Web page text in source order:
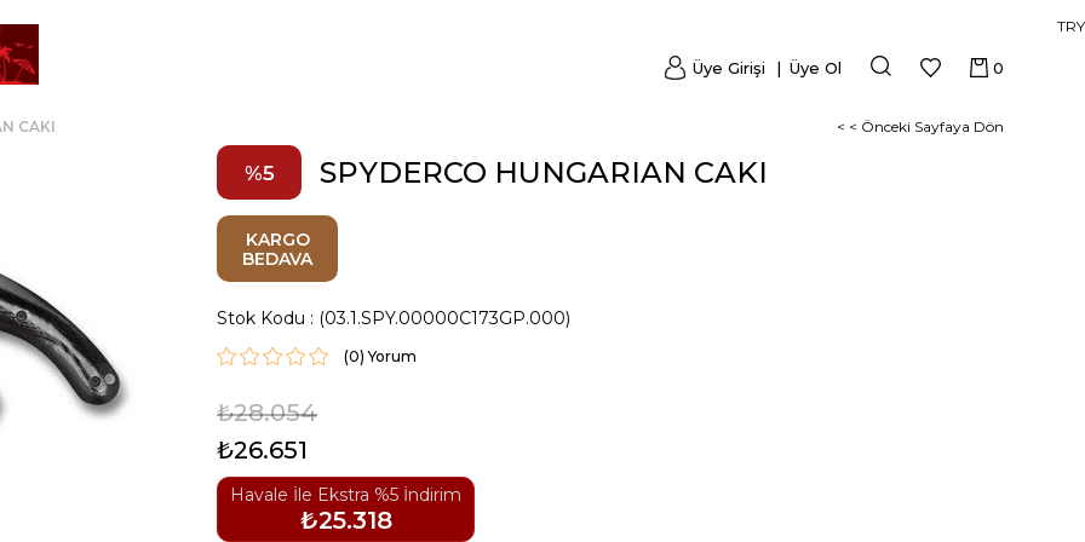
TRY
0
Üye Girişi Üye Ol
CAKI < < Önceki Sayfaya Dön
5 SPYDERCO HUNGARIAN CAKI
KARGO
BEDAVA
Stok Kodu (03.1.SPY.00000C173GP.000)
(0)
₺28.054
₺26.651
Havale İle Ekstra %5 İndirim
₺25.318